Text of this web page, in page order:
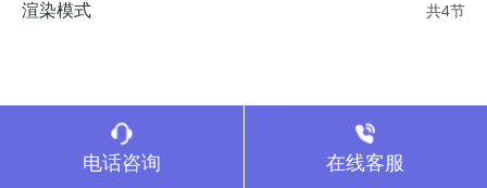
渲染模式 共4节
电话咨询 在线客服